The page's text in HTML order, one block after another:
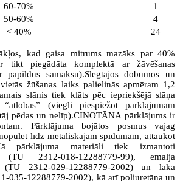
60-70%
1
50-60%
4
< 40%
24
kad gaisa mitrums mazāks par 40%
tikt piegādāta komplektā ar žāvēšanas
papildus samaksu).Slēgtajos dobumos un
žūšanas laiks palielinās apmēram 1,2
slānis tiek klāts pēc iepriekšējā slāņa
(viegli piespiežot pārklājumam
pēdas un nelīp).CINOTĀNA pārklājums ir
Pārklājuma bojātos posmus vajag
līdz metāliskajam spīdumam, attaukot
pārklājuma materiāli tiek izmantoti
(TU 2312-018-12288779-99), emalja
(TU 2312-029-12288779-2002) un laka
035-12288779-2002), kā arī poliuretāna un